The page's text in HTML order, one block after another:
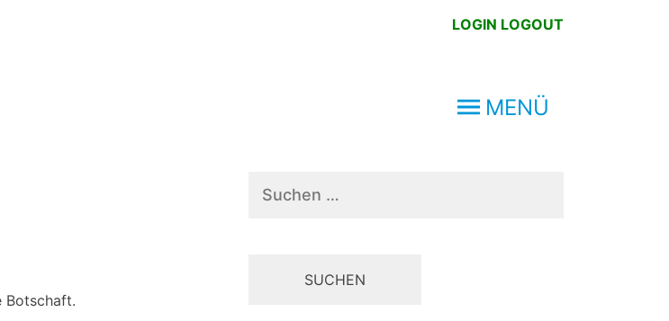
LOGIN LOGOUT
MENÜ
Botschaft.
nach: